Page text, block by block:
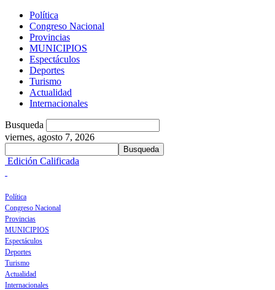
Política
Congreso Nacional
Provincias
MUNICIPIOS
Espectáculos
Deportes
Turismo
Actualidad
Internacionales
Busqueda
viernes, agosto 7, 2026
Edición Calificada
Política
Congreso Nacional
Provincias
MUNICIPIOS
Espectáculos
Deportes
Turismo
Actualidad
Internacionales